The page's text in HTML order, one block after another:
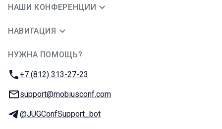
НАШИ КОНФЕРЕНЦИИ
НАВИГАЦИЯ
НУЖНА ПОМОЩЬ?
Телефон:
+7 (812) 313-27-23
E-mail:
support@mobiusconf.com
Телеграм:
@JUGConfSupport_bot